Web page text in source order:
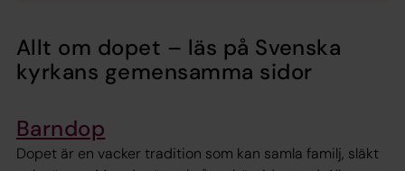
Allt om dopet – läs på Svenska
kyrkans gemensamma sidor
Barndop
Dopet är en vacker tradition som kan samla familj, släkt